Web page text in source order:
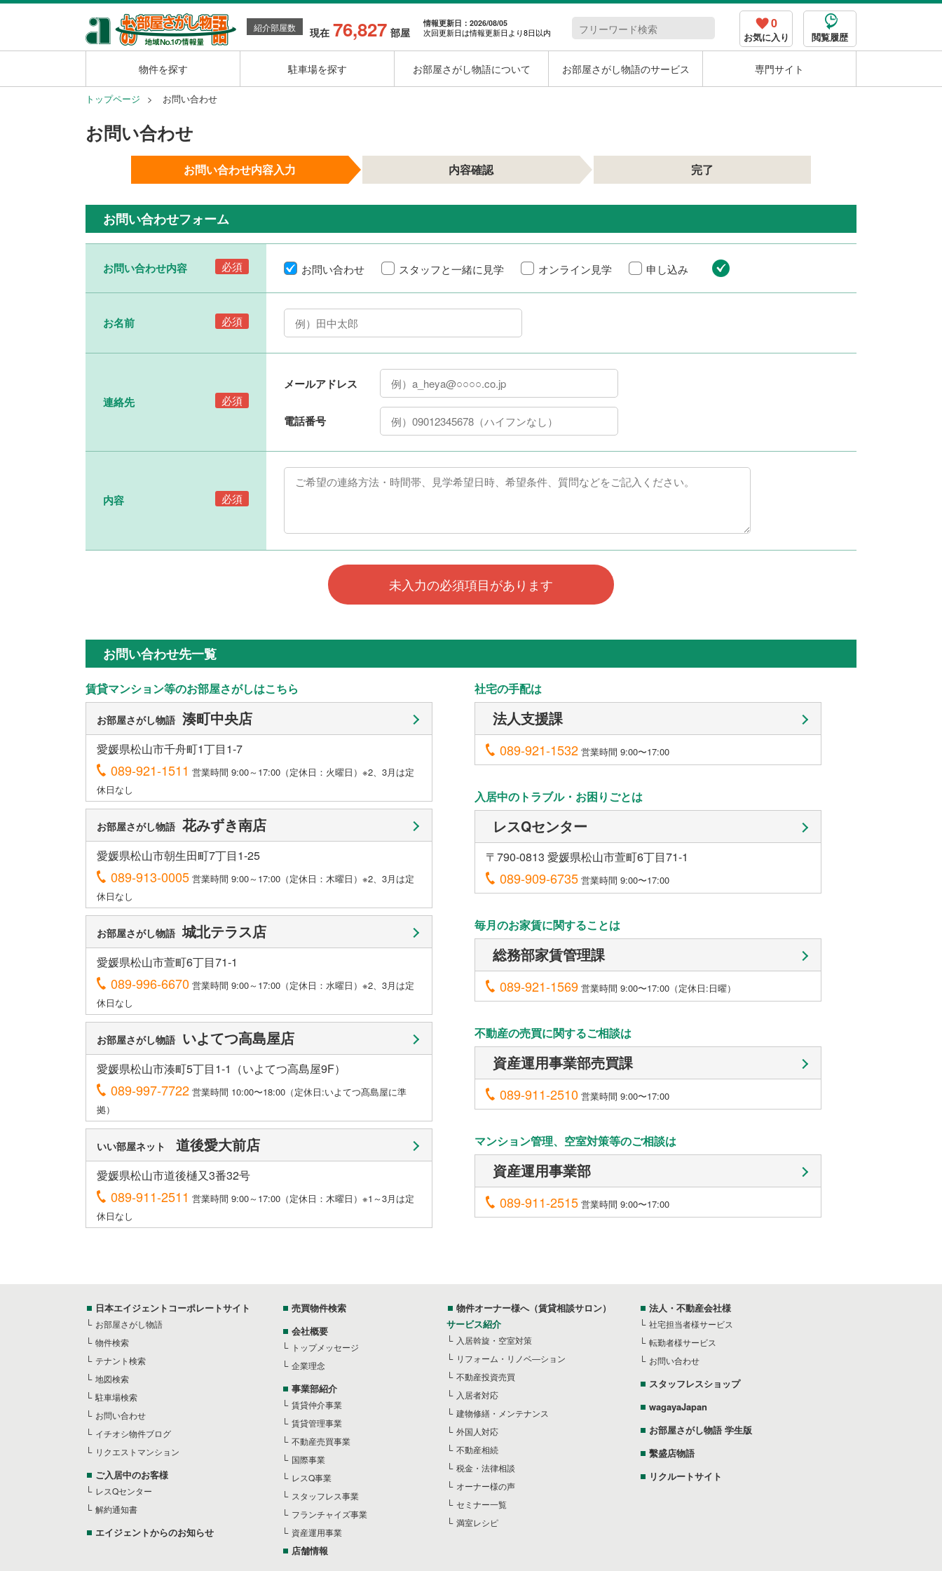
紹介部屋数 現在 76,827 部屋
情報更新日：2026/08/05
次回更新日は情報更新日より8日以内
0
お気に入り 閲覧履歴
物件を探す 駐車場を探す お部屋さがし物語について お部屋さがし物語のサービス 専門サイト
トップページ お問い合わせ
お問い合わせ
お問い合わせ内容入力 内容確認 完了
お問い合わせフォーム
お問い合わせ内容 必須 お問い合わせ スタッフと一緒に見学 オンライン見学 申し込み
お名前 必須
連絡先 必須
メールアドレス
電話番号
内容 必須
お問い合わせ先一覧
賃貸マンション等のお部屋さがしはこちら
お部屋さがし物語 湊町中央店
愛媛県松山市千舟町1丁目1-7
089-921-1511 営業時間 9:00～17:00（定休日：火曜日）※2、3月は定
休日なし
お部屋さがし物語 花みずき南店
愛媛県松山市朝生田町7丁目1-25
089-913-0005 営業時間 9:00～17:00（定休日：木曜日）※2、3月は定
休日なし
お部屋さがし物語 城北テラス店
愛媛県松山市萱町6丁目71-1
089-996-6670 営業時間 9:00～17:00（定休日：水曜日）※2、3月は定
休日なし
お部屋さがし物語 いよてつ高島屋店
愛媛県松山市湊町5丁目1-1（いよてつ高島屋9F）
089-997-7722 営業時間 10:00〜18:00（定休日:いよてつ髙島屋に準
拠）
いい部屋ネット 道後愛大前店
愛媛県松山市道後樋又3番32号
089-911-2511 営業時間 9:00～17:00（定休日：木曜日）※1～3月は定
休日なし
社宅の手配は
法人支援課
089-921-1532 営業時間 9:00〜17:00
入居中のトラブル・お困りごとは
レスQセンター
〒790-0813 愛媛県松山市萱町6丁目71-1
089-909-6735 営業時間 9:00〜17:00
毎月のお家賃に関することは
総務部家賃管理課
089-921-1569 営業時間 9:00〜17:00（定休日:日曜）
不動産の売買に関するご相談は
資産運用事業部売買課
089-911-2510 営業時間 9:00〜17:00
マンション管理、空室対策等のご相談は
資産運用事業部
089-911-2515 営業時間 9:00〜17:00
日本エイジェントコーポレートサイト
お部屋さがし物語
物件検索
テナント検索
地図検索
駐車場検索
お問い合わせ
イチオシ物件ブログ
リクエストマンション
ご入居中のお客様
レスQセンター
解約通知書
エイジェントからのお知らせ
売買物件検索
会社概要
トップメッセージ
企業理念
事業部紹介
賃貸仲介事業
賃貸管理事業
不動産売買事業
国際事業
レスQ事業
スタッフレス事業
フランチャイズ事業
資産運用事業
店舗情報
物件オーナー様へ（賃貸相談サロン）
サービス紹介
入居斡旋・空室対策
リフォーム・リノベ―ション
不動産投資売買
入居者対応
建物修繕・メンテナンス
外国人対応
不動産相続
税金・法律相談
オーナー様の声
セミナー一覧
満室レシピ
法人・不動産会社様
社宅担当者様サービス
転勤者様サービス
お問い合わせ
スタッフレスショップ
wagayaJapan
お部屋さがし物語 学生版
繫盛店物語
リクルートサイト